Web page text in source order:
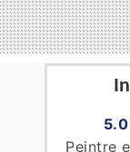
5.0
Peintre